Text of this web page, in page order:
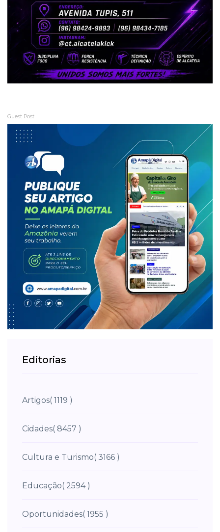
Guest Post
Editorias
Artigos( 1119 )
Cidades( 8457 )
Cultura e Turismo( 3166 )
Educação( 2594 )
Oportunidades( 1955 )